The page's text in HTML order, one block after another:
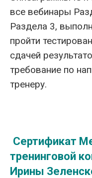
все вебинары
Раздела 3,
пройти
сдачей
требование по
тренеру.
Сертификат
тренинговой
Ирины